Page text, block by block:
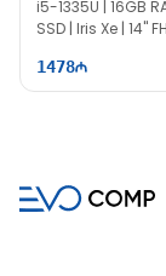
i5-1335U | 16GB
SSD | Iris Xe | 14"
1478